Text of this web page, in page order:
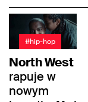
#hip-hop
North West
rapuje w
nowym